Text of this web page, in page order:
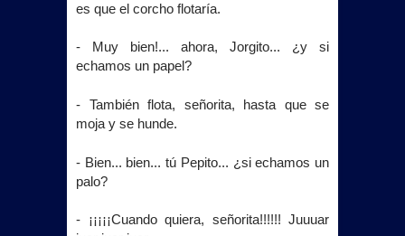
es que el corcho flotaría.
- Muy bien!... ahora, Jorgito... ¿y si
echamos un papel?
- También flota, señorita, hasta que se
moja y se hunde.
- Bien... bien... tú Pepito... ¿si echamos un
palo?
- ¡¡¡¡¡Cuando quiera, señorita!!!!!! Juuuar